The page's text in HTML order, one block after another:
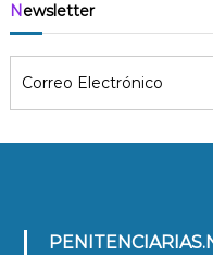
Newsletter